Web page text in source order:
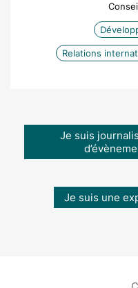
Relations
Je suis
Je suis une